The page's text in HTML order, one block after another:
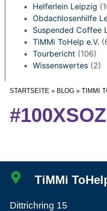
STARTSEITE » BLOG » TIMMI
Helferlein Leipzig
Obdachlosenhilfe
Suspended Coffee
TiMMi ToHelp e.V.
Tourbericht (106)
Wissenswertes (2)
TiMMi
Dittrichring 15